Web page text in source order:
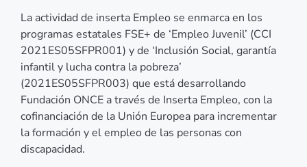
La actividad de inserta Empleo se enmarca en los
programas estatales FSE+ de ‘Empleo Juvenil’ (CCI
2021ES05SFPR001) y de ‘Inclusión Social, garantía
infantil y lucha contra la pobreza’
(2021ES05SFPR003) que está desarrollando
Fundación ONCE a través de Inserta Empleo, con la
cofinanciación de la Unión Europea para incrementar
la formación y el empleo de las personas con
discapacidad.